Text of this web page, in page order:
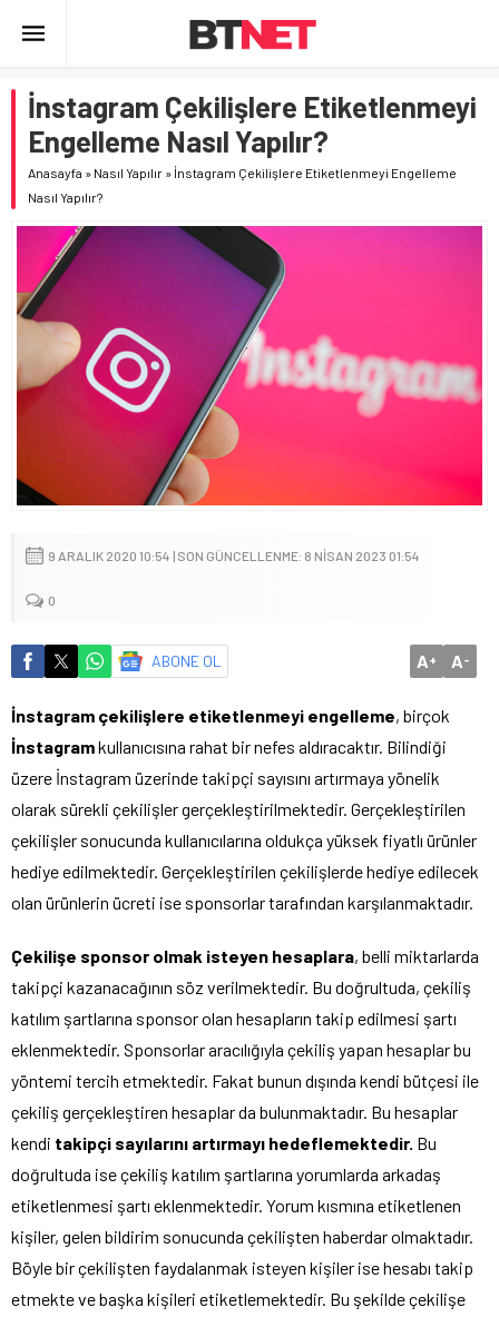
İnstagram Çekilişlere Etiketlenmeyi
Engelleme Nasıl Yapılır?
Anasayfa » Nasıl Yapılır » İnstagram Çekilişlere Etiketlenmeyi Engelleme
Nasıl Yapılır?
9 ARALIK 2020 10:54 | SON GÜNCELLENME: 8 NISAN 2023 01:54
0
ABONE OL A+ A-
İnstagram çekilişlere etiketlenmeyi engelleme, birçok
İnstagramkullanıcısına rahat bir nefes aldıracaktır. Bilindiği
üzere İnstagram üzerinde takipçi sayısını artırmaya yönelik
olarak sürekli çekilişler gerçekleştirilmektedir. Gerçekleştirilen
çekilişler sonucunda kullanıcılarına oldukça yüksek fiyatlı ürünler
hediye edilmektedir. Gerçekleştirilen çekilişlerde hediye edilecek
olan ürünlerin ücreti ise sponsorlar tarafından karşılanmaktadır.
Çekilişe sponsor olmak isteyen hesaplara, belli miktarlarda
takipçi kazanacağının söz verilmektedir. Bu doğrultuda, çekiliş
katılım şartlarına sponsor olan hesapların takip edilmesi şartı
eklenmektedir. Sponsorlar aracılığıyla çekiliş yapan hesaplar bu
yöntemi tercih etmektedir. Fakat bunun dışında kendi bütçesi ile
çekiliş gerçekleştiren hesaplar da bulunmaktadır. Bu hesaplar
kendi takipçi sayılarını artırmayı hedeflemektedir. Bu
doğrultuda ise çekiliş katılım şartlarına yorumlarda arkadaş
etiketlenmesi şartı eklenmektedir. Yorum kısmına etiketlenen
kişiler, gelen bildirim sonucunda çekilişten haberdar olmaktadır.
Böyle bir çekilişten faydalanmak isteyen kişiler ise hesabı takip
etmekte ve başka kişileri etiketlemektedir. Bu şekilde çekilişe